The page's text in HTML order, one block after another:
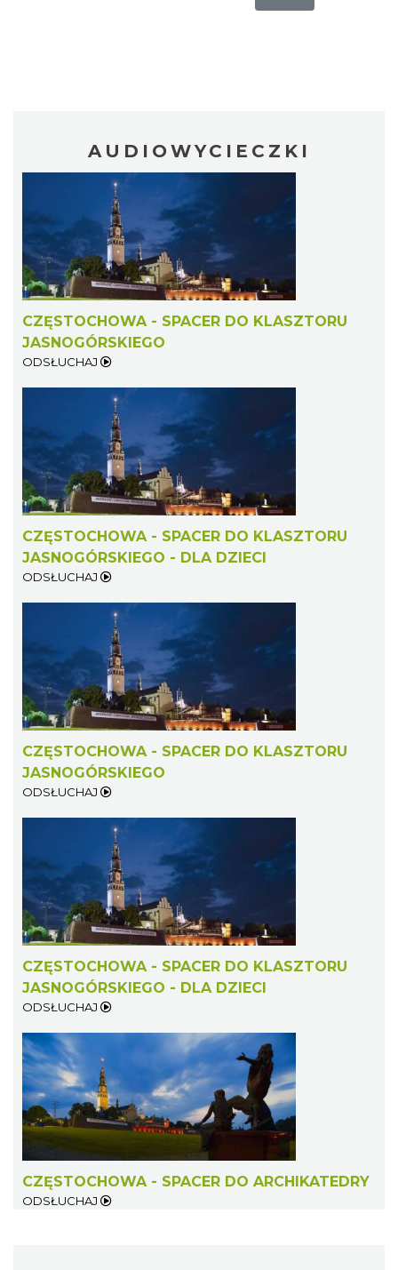
AUDIOWYCIECZKI
CZĘSTOCHOWA - SPACER DO KLASZTORU
JASNOGÓRSKIEGO
ODSŁUCHAJ
CZĘSTOCHOWA - SPACER DO KLASZTORU
JASNOGÓRSKIEGO - DLA DZIECI
ODSŁUCHAJ
CZĘSTOCHOWA - SPACER DO KLASZTORU
JASNOGÓRSKIEGO
ODSŁUCHAJ
CZĘSTOCHOWA - SPACER DO KLASZTORU
JASNOGÓRSKIEGO - DLA DZIECI
ODSŁUCHAJ
CZĘSTOCHOWA - SPACER DO ARCHIKATEDRY
ODSŁUCHAJ